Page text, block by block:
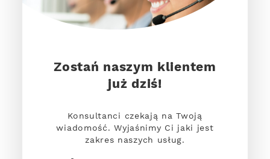
Zostań naszym klientem
już dziś!
Konsultanci czekają na Twoją
wiadomość. Wyjaśnimy Ci jaki jest
zakres naszych usług.